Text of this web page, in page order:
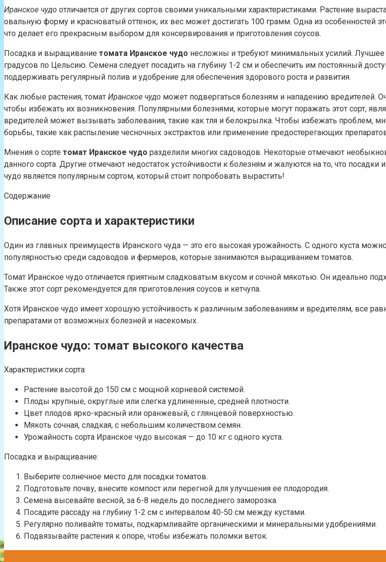
Иранское чудо отличается от других сортов своими уникальными характеристиками. Растение
овальную форму и красноватый оттенок, их вес может достигать 100 грамм. Одна из особенностей
что делает его прекрасным выбором для консервирования и приготовления соусов.
Посадка и выращивание томата Иранское чудо несложны и требуют минимальных усилий. Лучшее
градусов по Цельсию. Семена следует посадить на глубину 1-2 см и обеспечить им постоянный
поддерживать регулярный полив и удобрение для обеспечения здорового роста и развития.
Как любые растения, томат Иранское чудо может подвергаться болезням и нападению вредителей.
чтобы избежать их возникновения. Популярными болезнями, которые могут поражать этот сорт,
вредителей может вызывать заболевания, такие как тля и белокрылка. Чтобы избежать проблем,
борьбы, такие как распыление чесночных экстрактов или применение предостерегающих
Мнения о сорте томат Иранское чудо разделили многих садоводов. Некоторые отмечают
данного сорта. Другие отмечают недостаток устойчивости к болезням и жалуются на то, что
чудо является популярным сортом, который стоит попробовать вырастить!
Содержание
Описание сорта и характеристики
Один из главных преимуществ Иранского чуда — это его высокая урожайность. С одного куста
популярностью среди садоводов и фермеров, которые занимаются выращиванием томатов.
Томат Иранское чудо отличается приятным сладковатым вкусом и сочной мякотью. Он идеально
Также этот сорт рекомендуется для приготовления соусов и кетчупа.
Хотя Иранское чудо имеет хорошую устойчивость к различным заболеваниям и вредителям, все
препаратами от возможных болезней и насекомых.
Иранское чудо: томат высокого качества
Характеристики сорта:
Растение высотой до 150 см с мощной корневой системой.
Плоды крупные, округлые или слегка удлиненные, средней плотности.
Цвет плодов ярко-красный или оранжевый, с глянцевой поверхностью.
Мякоть сочная, сладкая, с небольшим количеством семян.
Урожайность сорта Иранское чудо высокая — до 10 кг с одного куста.
Посадка и выращивание:
Выберите солнечное место для посадки томатов.
Подготовьте почву, внесите компост или перегной для улучшения ее плодородия.
Семена высевайте весной, за 6-8 недель до последнего заморозка.
Посадите рассаду на глубину 1-2 см с интервалом 40-50 см между кустами.
Регулярно поливайте томаты, подкармливайте органическими и минеральными удобрениями.
Подвязывайте растения к опоре, чтобы избежать поломки веток.